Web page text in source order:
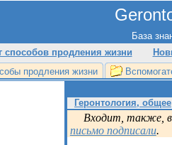
База
способов продления жизни
продления жизни
Геронтология, общее
Входит, также, в
письмо подписали.